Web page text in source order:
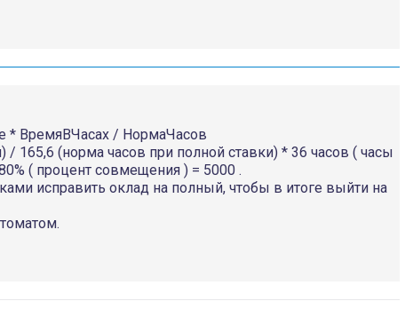
* ВремяВЧасах / НормаЧасов
/ 165,6 (норма часов при полной ставки) * 36 часов ( часы
( процент совмещения ) = 5000 .
исправить оклад на полный, чтобы в итоге выйти на